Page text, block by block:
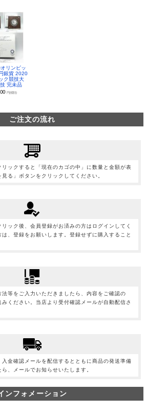
リンピッ
銀貨 2020
ク競技大
完未品
円(税別)
ご注文の流れ
リックすると「現在のカゴの中」に数量と金額が表
る」ボタンをクリックしてください。
リック後、会員登録がお済みの方はログインしてく
、登録をお願いします。登録せずに購入すること
等をご入力いただきましたら、内容をご確認の
ください。当店より受付確認メールが自動配信さ
金確認メールを配信するとともに商品の発送準備
、メールでお知らせいたします。
ンフォメーション